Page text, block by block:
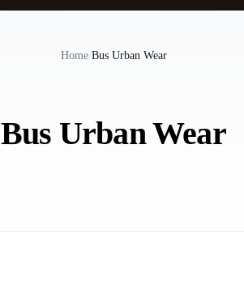
Home/Bus Urban Wear
Bus Urban Wear